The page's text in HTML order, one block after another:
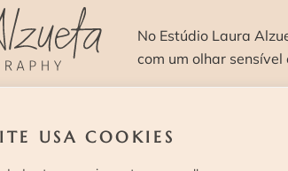
USA COOKIES
No Estúdio Laura
com um olhar sensível
SOBRE >